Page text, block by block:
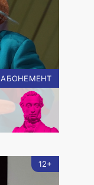
АБОНЕМЕНТ
12+